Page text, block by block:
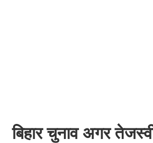
बिहार चुनाव अगर